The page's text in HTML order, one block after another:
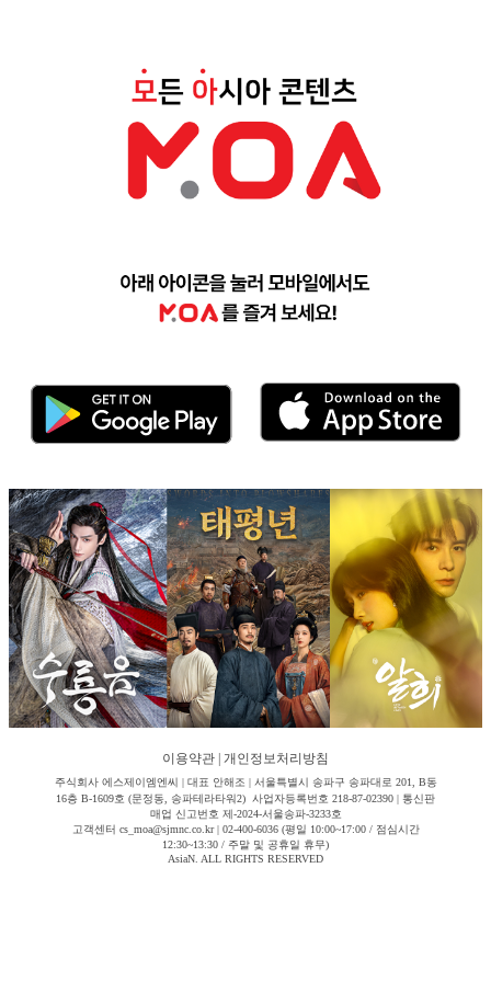
이용약관 개인정보처리방침
주식회사 에스제이엠엔씨 | 대표 안해조 | 서울특별시 송파구 송파대로 201, B동
16층 B-1609호 (문정동, 송파테라타워2) 사업자등록번호 218-87-02390 | 통신판
매업 신고번호 제-2024-서울송파-3233호
고객센터 cs_moa@sjmnc.co.kr | 02-400-6036 (평일 10:00~17:00 / 점심시간
12:30~13:30 / 주말 및 공휴일 휴무)
AsiaN. ALL RIGHTS RESERVED